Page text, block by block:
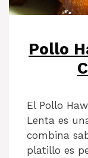
Pollo
El Pollo
Lenta es
combina
platillo es